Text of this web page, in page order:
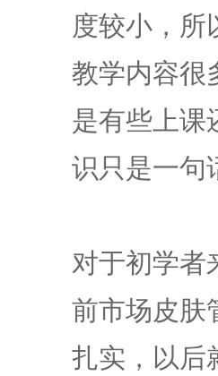
度较小，
教学内容很
是有些上课
识只是一句
对于初学者
前市场皮肤
扎实，以后